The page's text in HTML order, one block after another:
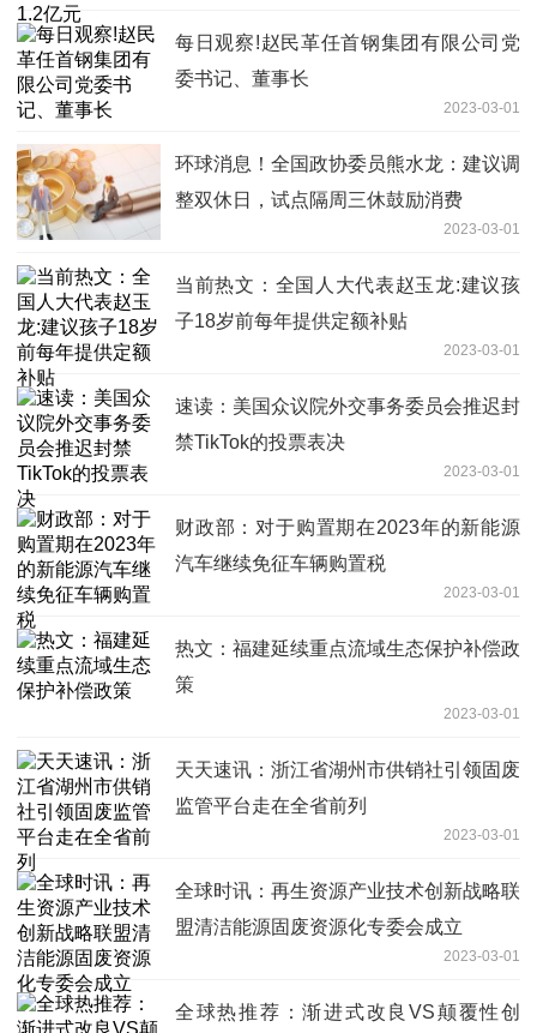
每日观察!赵民革任首钢集团有限公司党
委书记、董事长
2023-03-01
环球消息！全国政协委员熊水龙：建议调
整双休日，试点隔周三休鼓励消费
2023-03-01
当前热文：全国人大代表赵玉龙:建议孩
子18岁前每年提供定额补贴
2023-03-01
速读：美国众议院外交事务委员会推迟封
禁TikTok的投票表决
2023-03-01
财政部：对于购置期在2023年的新能源
汽车继续免征车辆购置税
2023-03-01
热文：福建延续重点流域生态保护补偿政
策
2023-03-01
天天速讯：浙江省湖州市供销社引领固废
监管平台走在全省前列
2023-03-01
全球时讯：再生资源产业技术创新战略联
盟清洁能源固废资源化专委会成立
2023-03-01
全球热推荐：渐进式改良VS颠覆性创